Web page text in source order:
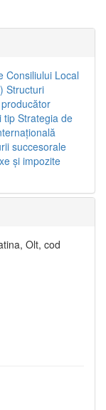
Consiliului Local
Structuri
tipStrategia de
succesorale
şi impozite
Olt, cod